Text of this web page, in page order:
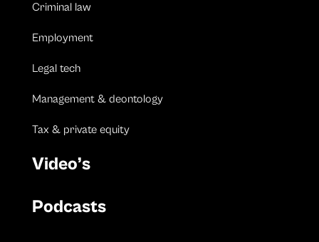
Criminal law
Employment
Legal tech
Management & deontology
Tax & private equity
Video’s
Podcasts